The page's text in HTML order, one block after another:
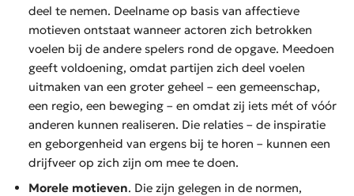
deel te nemen. Deelname op basis van affectieve
motieven ontstaat wanneer actoren zich betrokken
voelen bij de andere spelers rond de opgave. Meedoen
geeft voldoening, omdat partijen zich deel voelen
uitmaken van een groter geheel – een gemeenschap,
een regio, een beweging – en omdat zij iets mét of vóór
anderen kunnen realiseren. Die relaties – de inspiratie
en geborgenheid van ergens bij te horen – kunnen een
drijfveer op zich zijn om mee te doen.
Morele motieven. Die zijn gelegen in de normen,